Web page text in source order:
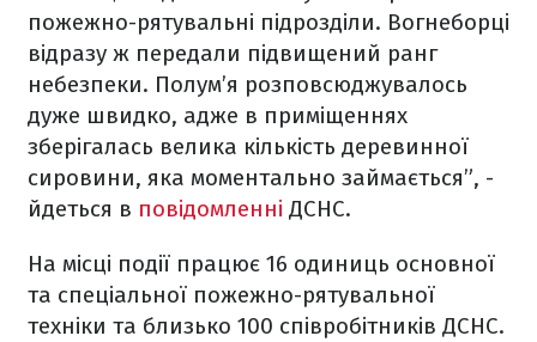
пожежно-рятувальні підрозділи. Вогнеборці
відразу ж передали підвищений ранг
небезпеки. Полум’я розповсюджувалось
дуже швидко, адже в приміщеннях
зберігалась велика кількість деревинної
сировини, яка моментально займається”, -
йдеться в повідомленні ДСНС.
На місці події працює 16 одиниць основної
та спеціальної пожежно-рятувальної
техніки та близько 100 співробітників ДСНС.